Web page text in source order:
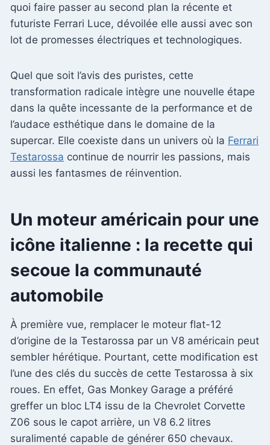
quoi faire passer au second plan la récente et
futuriste Ferrari Luce, dévoilée elle aussi avec son
lot de promesses électriques et technologiques.
Quel que soit l’avis des puristes, cette
transformation radicale intègre une nouvelle étape
dans la quête incessante de la performance et de
l’audace esthétique dans le domaine de la
supercar. Elle coexiste dans un univers où la Ferrari
Testarossa continue de nourrir les passions, mais
aussi les fantasmes de réinvention.
Un moteur américain pour une
icône italienne : la recette qui
secoue la communauté
automobile
À première vue, remplacer le moteur flat-12
d’origine de la Testarossa par un V8 américain peut
sembler hérétique. Pourtant, cette modification est
l’une des clés du succès de cette Testarossa à six
roues. En effet, Gas Monkey Garage a préféré
greffer un bloc LT4 issu de la Chevrolet Corvette
Z06 sous le capot arrière, un V8 6.2 litres
suralimenté capable de générer 650 chevaux.